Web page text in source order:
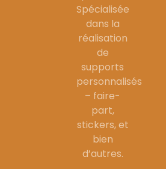
Spécialisée
dans la
réalisation
de
supports
personnalisés
– faire-
part,
stickers, et
bien
d’autres.